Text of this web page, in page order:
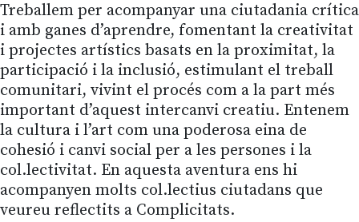
Treballem per acompanyar una ciutadania crítica
i amb ganes d’aprendre, fomentant la creativitat
i projectes artístics basats en la proximitat, la
participació i la inclusió, estimulant el treball
comunitari, vivint el procés com a la part més
important d’aquest intercanvi creatiu. Entenem
la cultura i l’art com una poderosa eina de
cohesió i canvi social per a les persones i la
col.lectivitat. En aquesta aventura ens hi
acompanyen molts col.lectius ciutadans que
veureu reflectits a Complicitats.